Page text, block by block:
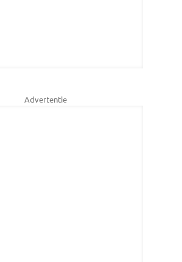
Advertentie